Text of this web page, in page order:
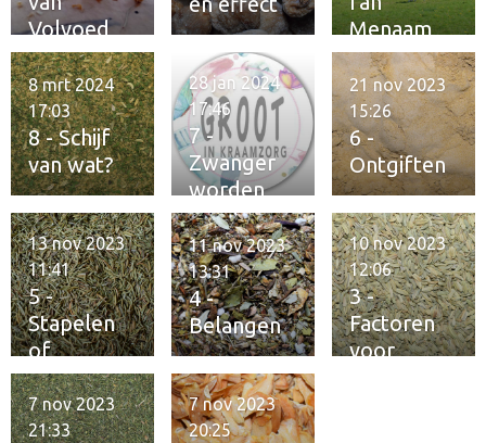
Volvoed
Menaam
8 - Schijf
van wat?
8 mrt 2024
17:03
7 -
Zwanger
worden
28 jan 2024
17:46
6 -
Ontgiften
21 nov 2023
15:26
5 -
Stapelen
of
verzamele
n
13 nov 2023
11:41
4 -
Belangen
11 nov 2023
13:31
3 -
Factoren
voor
10 nov 2023
12:06
7 nov 2023
21:33
7 nov 2023
20:25